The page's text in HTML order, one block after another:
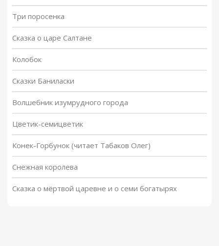
Три поросенка
Сказка о царе Салтане
Колобок
Сказки Баниласки
Волшебник изумрудного города
Цветик-семицветик
Конек-Горбунок (читает Табаков Олег)
Снежная королева
Сказка о мёртвой царевне и о семи богатырях